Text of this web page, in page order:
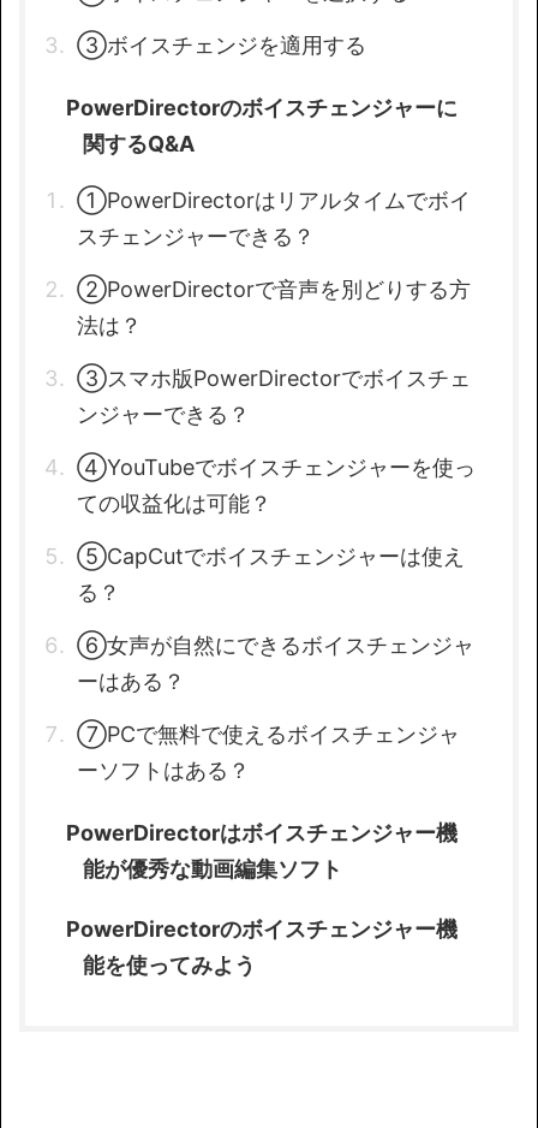
③ボイスチェンジを適用する
PowerDirectorのボイスチェンジャーに
関するQ&A
①PowerDirectorはリアルタイムでボイ
スチェンジャーできる？
②PowerDirectorで音声を別どりする方
法は？
③スマホ版PowerDirectorでボイスチェ
ンジャーできる？
④YouTubeでボイスチェンジャーを使っ
ての収益化は可能？
⑤CapCutでボイスチェンジャーは使え
る？
⑥女声が自然にできるボイスチェンジャ
ーはある？
⑦PCで無料で使えるボイスチェンジャ
ーソフトはある？
PowerDirectorはボイスチェンジャー機
能が優秀な動画編集ソフト
PowerDirectorのボイスチェンジャー機
能を使ってみよう